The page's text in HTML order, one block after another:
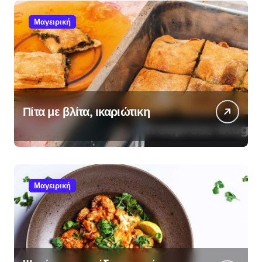
Μαγειρική
Πίτα με βλίτα, ικαριώτικη
Μαγειρική